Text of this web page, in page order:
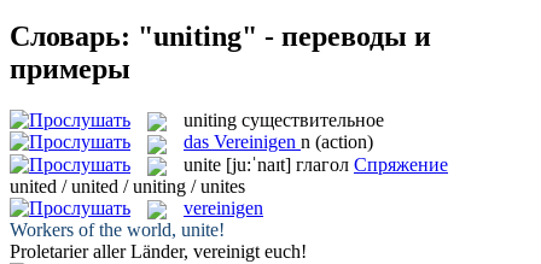
Словарь: "uniting" - переводы и
примеры
uniting существительное
das Vereinigen n (action)
unite [ju:ˈnaɪt] глагол Спряжение
united / united / uniting / unites
vereinigen
Workers of the world, unite!
Proletarier aller Länder, vereinigt euch!